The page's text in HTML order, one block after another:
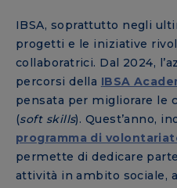
IBSA, soprattutto negli
progetti e le iniziative
collaboratrici. Dal 2024,
percorsi della IBSA
pensata per migliorare le
(soft skills). Quest’anno,
programma di
permette di dedicare
attività in ambito sociale,